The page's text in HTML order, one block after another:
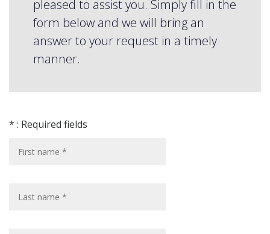
pleased to assist you. Simply fill in the
form below and we will bring an
answer to your request in a timely
manner.
* : Required fields